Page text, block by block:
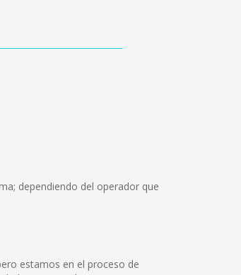
dependiendo del operador que
estamos en el proceso de